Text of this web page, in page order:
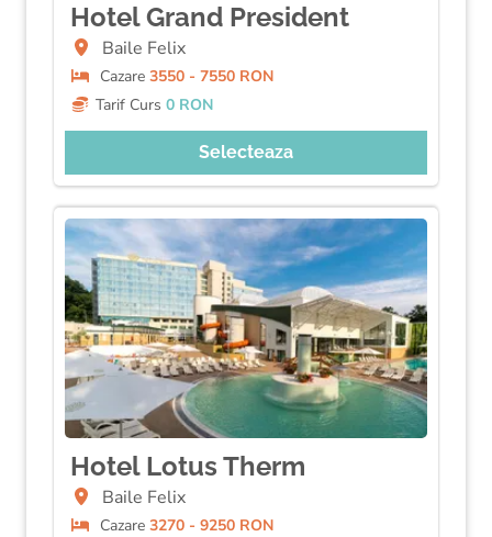
Hotel Grand President
Baile Felix
Cazare 3550 - 7550 RON
Tarif Curs 0 RON
Selecteaza
Hotel Lotus Therm
Baile Felix
Cazare 3270 - 9250 RON